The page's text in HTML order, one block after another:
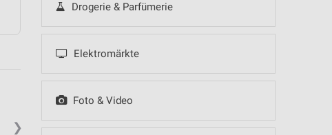
Drogerie & Parfümerie
Elektromärkte
Foto & Video
❯